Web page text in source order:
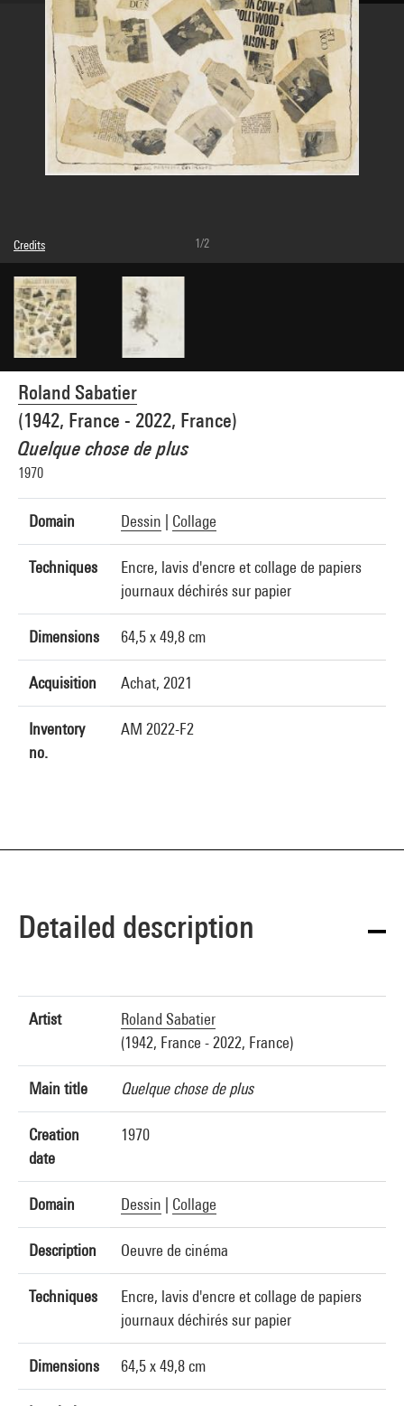
Roland Sabatier
(1942, France - 2022, France)
Quelque chose de plus
1970
Domain Dessin Collage
Techniques
Encre, lavis d'encre et collage de papiers
journaux déchirés sur papier
Dimensions 64,5 x 49,8 cm
Acquisition Achat, 2021
Inventory
no.
AM 2022-F2
Credits
© Adagp, Paris
Photo credits : Centre Pompidou, MNAM-CCI/Hélène Mauri/Dist. GrandPalaisRmn
Image reference : 4Y06381
Image presentation :
GrandPalaisRmnPhoto
1/2
Detailed description
Artist
Roland Sabatier
(1942, France - 2022, France)
Main title Quelque chose de plus
Creation
date
1970
Domain Dessin Collage
Description Oeuvre de cinéma
Techniques
Encre, lavis d'encre et collage de papiers
journaux déchirés sur papier
Dimensions 64,5 x 49,8 cm